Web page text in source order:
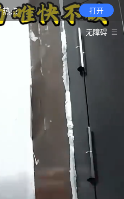
热点 打开
无障碍